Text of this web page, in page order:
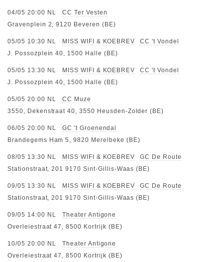
04/05 20:00 NL
CC Ter Vesten
Gravenplein 2, 9120 Beveren (BE)
05/05 10:30 NL MISS WIFI & KOEBREV
CC 't Vondel
J. Possozplein 40, 1500 Halle (BE)
05/05 13:30 NL MISS WIFI & KOEBREV
CC 't Vondel
J. Possozplein 40, 1500 Halle (BE)
05/05 20:00 NL
CC Muze
3550, Dekenstraat 40, 3550 Heusden-Zolder (BE)
06/05 20:00 NL
GC 't Groenendal
Brandegems Ham 5, 9820 Merelbeke (BE)
08/05 13:30 NL MISS WIFI & KOEBREV
GC De Route
Stationstraat, 201 9170 Sint-Gillis-Waas (BE)
09/05 13:30 NL MISS WIFI & KOEBREV
GC De Route
Stationstraat, 201 9170 Sint-Gillis-Waas (BE)
09/05 14:00 NL
Theater Antigone
Overleiestraat 47, 8500 Kortrijk (BE)
10/05 20:00 NL
Theater Antigone
Overleiestraat 47, 8500 Kortrijk (BE)